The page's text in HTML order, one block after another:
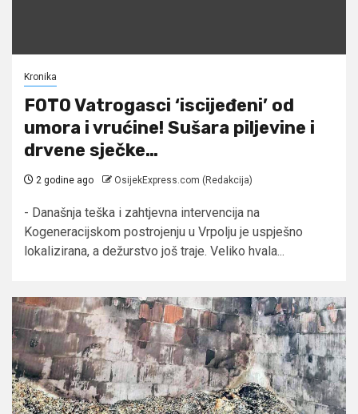
Kronika
FOTO Vatrogasci ‘iscijeđeni’ od
umora i vrućine! Sušara piljevine i
drvene sječke…
2 godine ago OsijekExpress.com (Redakcija)
- Današnja teška i zahtjevna intervencija na
Kogeneracijskom postrojenju u Vrpolju je uspješno
lokalizirana, a dežurstvo još traje. Veliko hvala...